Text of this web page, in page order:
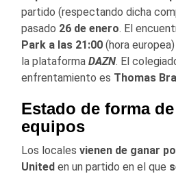
partido (respectando dicha
pasado 26 de enero. El
Park a las 21:00 (hora
la plataforma DAZN. El
enfrentamiento es Thomas
Estado de forma
equipos
Los locales vienen de ganar
United en un partido en el que